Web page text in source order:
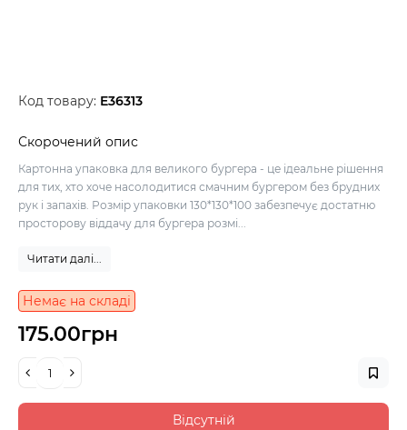
Код товару: E36313
Скорочений опис
Картонна упаковка для великого бургера - це ідеальне рішення
для тих, хто хоче насолодитися смачним бургером без брудних
рук і запахів. Розмір упаковки 130*130*100 забезпечує достатню
просторову віддачу для бургера розмі...
Читати далі...
Немає на складі
175.00грн
Відсутній